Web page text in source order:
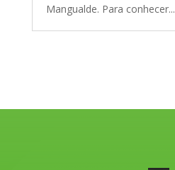
Mangualde. Para conhecer...